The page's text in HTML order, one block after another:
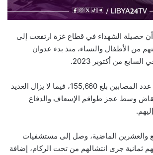
حصيلة الشهداء في قطاع غزة ارتفعت إلى
من الأطفال والنساء، منذ بدء عدوان
من أكتوبر 2023.
وأضافت المصادر أن عدد المصابين بلغ 155,660، فيما لا يزال العديد
وسط عجز طواقم الإسعاف والدفاع
والعشرين الماضية، وصل إلى مستشفيات
بينهم ثمانية جرى انتشالهم من تحت الركام، إضافة